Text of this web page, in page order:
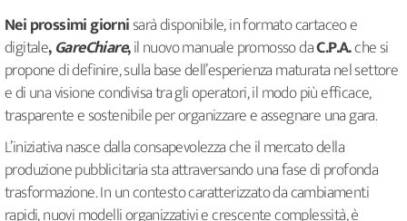
Nei prossimi giornisarà disponibile, in formato cartaceo e
digitale,GareChiare,il nuovo manuale promosso daC.P.A.che si
propone di definire, sulla base dell’esperienza maturata nel settore
e di una visione condivisa tra gli operatori, il modo più efficace,
trasparente e sostenibile per organizzare e assegnare una gara.
L’iniziativa nasce dalla consapevolezza che il mercato della
produzione pubblicitaria sta attraversando una fase di profonda
trasformazione. In un contesto caratterizzato da cambiamenti